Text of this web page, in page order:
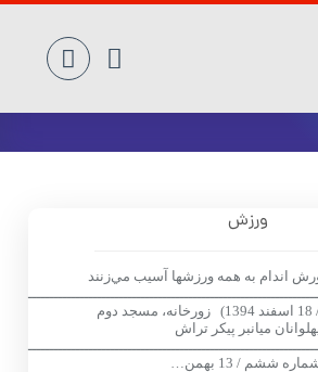
ورزش
اندام به همه ورزشها آسيب مي‌زنند
(شماره هفتم / 18 اسفند 1394) زورخانه، مسجد دوم‌
ميانبر پيکر تراش
ششم / 13 بهمن…